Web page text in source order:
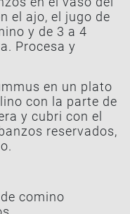
el ajo, el jugo de
y de 3 a 4
Procesa y
en un plato
con la parte de
y cubri con el
reservados,
comino